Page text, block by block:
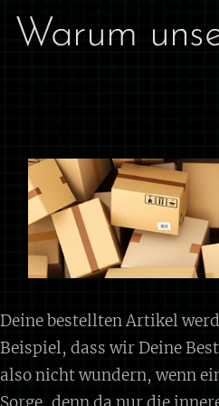
Warum
Deine bestellten Artikel
Beispiel, dass wir Deine
also nicht wundern, wenn